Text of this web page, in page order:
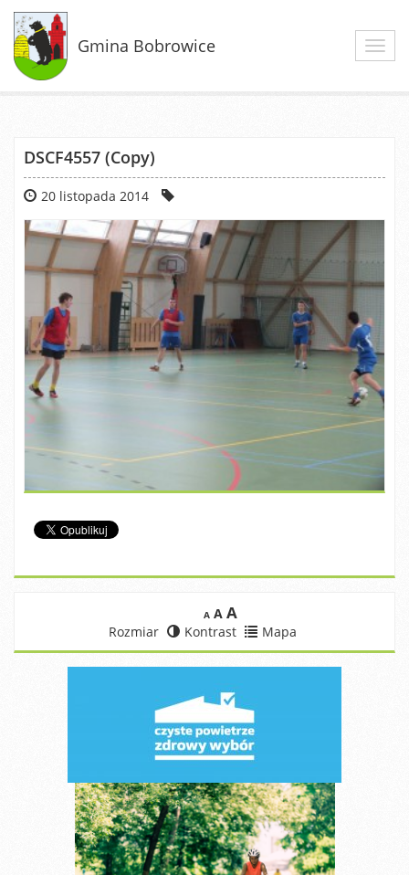
Gmina Bobrowice
DSCF4557 (Copy)
20 listopada 2014
A A A
Rozmiar Kontrast Mapa